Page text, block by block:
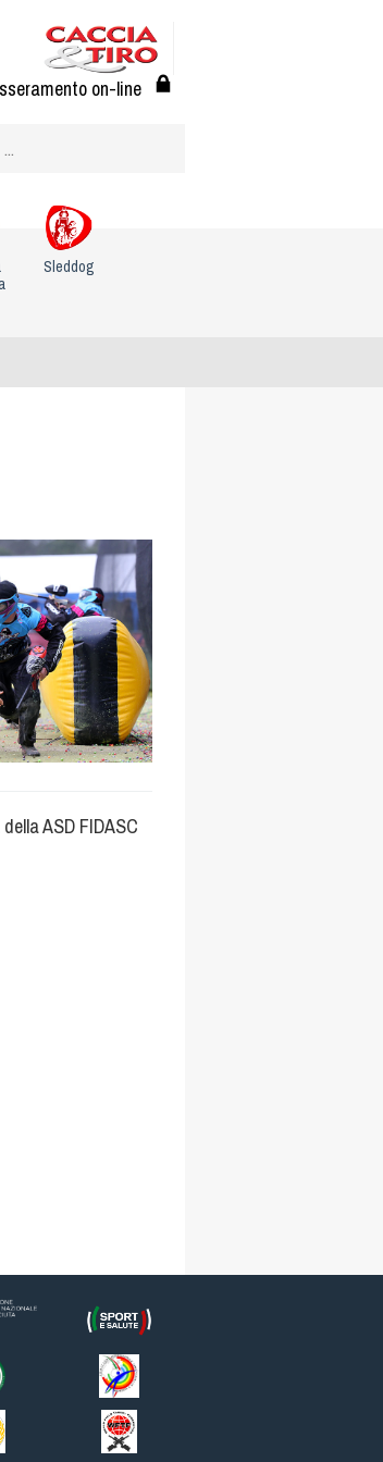
on-line
Sleddog
ASD FIDASC